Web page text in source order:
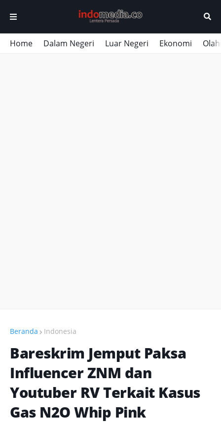
Home Dalam Negeri Luar Negeri Ekonomi
Beranda Indonesia
Bareskrim Jemput Paksa
Influencer ZNM dan
Youtuber RV Terkait Kasus
Gas N2O Whip Pink